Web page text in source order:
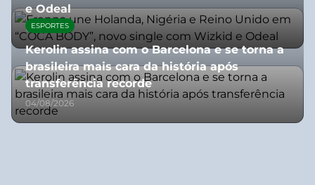
e Odeal
07/07/2026
ESPORTES
Kerolin assina com o Barcelona e se torna a
brasileira mais cara da história após
transferência recorde
04/08/2026